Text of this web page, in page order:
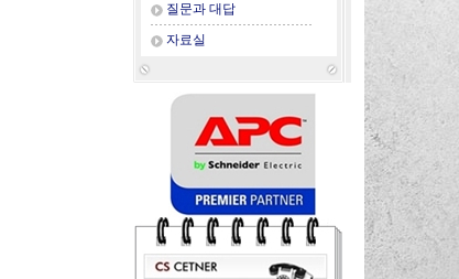
질문과 대답
자료실